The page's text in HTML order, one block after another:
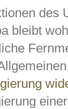
des
bleibt